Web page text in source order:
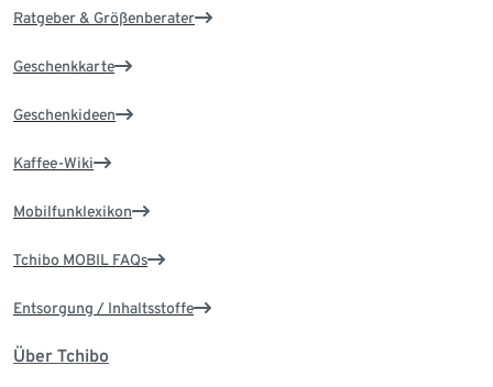
Ratgeber & Größenberater
Geschenkkarte
Geschenkideen
Kaffee-Wiki
Mobilfunklexikon
Tchibo MOBIL FAQs
Entsorgung / Inhaltsstoffe
Über Tchibo